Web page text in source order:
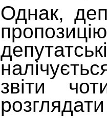
Однак,
звіти